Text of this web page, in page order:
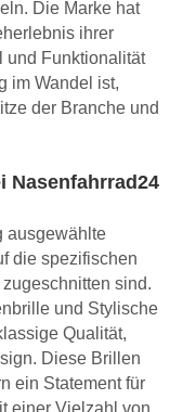
Die Marke hat
ihrer
und Funktionalität
im Wandel ist,
der Branche und
Nasenfahrrad24
ausgewählte
die spezifischen
sind.
und Stylische
Qualität,
Diese Brillen
ein Statement für
einer Vielzahl von